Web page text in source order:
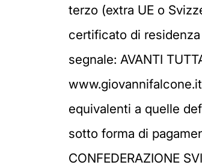
terzo (extra UE o
certificato di
segnale: AVANTI
www.giovannifalcone.it (1) ACCORDO tra la Comunità europea e la Confederazione svizzera che stabilisce misure equivalenti a quelle definite nella direttiva 2003/48/CE del Consiglio in materia di tassazione dei redditi da risparmio sotto forma di pagamenti di interessi LA COMUNITÀ EUROPEA, di seguito designata «Comunità», e LA CONFEDERAZIONE SVIZZERA, di seguito designata «Svizzera», o «le parti contraenti» HANNO DECISO DI CONCLUDERE IL SEGUENTE ACCORDO: Articolo 1 Ritenuta da prelevare da parte degli agenti pagatori svizzeri 1. I pagamenti di interessi effettuati a beneficiari effettivi quali vengono definiti all'articolo 4, che sono residenti in uno Stato membro dell'Unione europea, di seguito designato «Stato membro», da un agente pagatore stabilito sul territorio della Svizzera sono soggetti, fatto salvo quanto previsto dal paragrafo 2 del presente articolo e dall'articolo 2, a una ritenuta sull'importo del pagamento degli interessi. Il livello della ritenuta è pari al 15 % per i primi tre anni a decorrere dalla data di applicazione del presente accordo, al 20 % per i seguenti tre anni e successivamente al 35 %. 2. Sono esclusi dall'applicazione della ritenuta sopra indicata i pagamenti di interessi generati da crediti nei confronti di debitori che sono residenti in Svizzera, o da crediti corrispondenti a debiti contratti per le necessità di stabili organizzazioni di soggetti non residenti che siano situate in Svizzera. Ai fini del presente accordo, il termine «stabile organizzazione» ha il significato che gli viene attribuito dalla convenzione in materia di doppia imposizione in vigore tra la Svizzera e lo Stato di residenza del debitore. In assenza di tale convenzione, per «stabile organizzazione» s'intende una sede fissa attraverso la quale si svolge in tutto o in parte l'attività di un debitore. 3. Tuttavia, qualora la Svizzera riduca a una percentuale inferiore al 35 %